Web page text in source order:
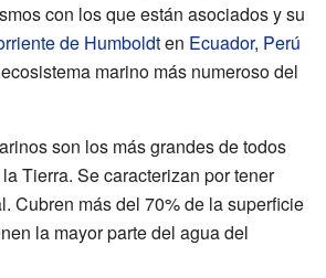
con los que están asociados y su
de Humboldten Ecuador, Perú
marino más numeroso del
son los más grandes de todos
Tierra. Se caracterizan por tener
Cubren más del 70% de la superficie
la mayor parte del agua del